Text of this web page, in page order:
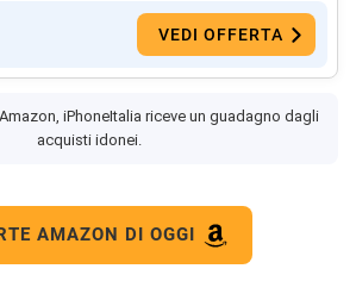
VEDI OFFERTA
iPhoneItalia riceve un guadagno dagli
acquisti idonei.
AMAZON DI OGGI